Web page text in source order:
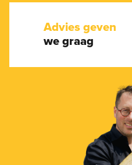
Advies geven
we graag